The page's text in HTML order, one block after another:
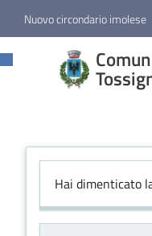
Vai al contenuto
Vai alla navigazione
Vai al footer
Nuovo circondario imolese
Comune
Borgo
Amministrazione
Novità
Hai dimenticato